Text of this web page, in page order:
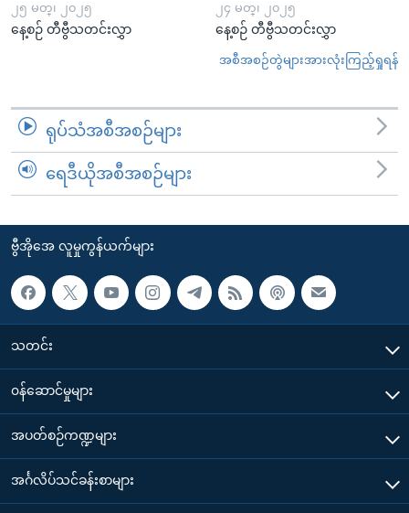
၂၅ မတ္၊ ၂၀၂၅
နေ့စဉ် တီဗွီသတင်းလွှာ
၂၄ မတ္၊ ၂၀၂၅
နေ့စဉ် တီဗွီသတင်းလွှာ
အစီအစဉ်တွဲများအားလုံးကြည့်ရှုရန်
ရုပ်သံအစီအစဉ်များ
ရေဒီယိုအစီအစဉ်များ
ဗွီအိုအေ လူမှုကွန်ယက်များ
သတင်း
၀န်ဆောင်မှုများ
အပတ်စဉ်ကဏ္ဍများ
အင်္ဂလိပ်သင်ခန်းစာများ